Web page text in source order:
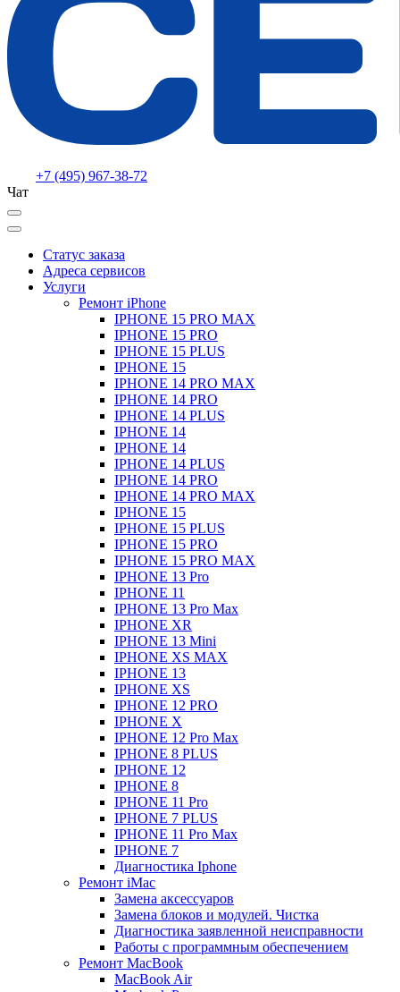
+7 (495) 967-38-72
Чат
Статус заказа
Адреса сервисов
Услуги
Ремонт iPhone
IPHONE 15 PRO MAX
IPHONE 15 PRO
IPHONE 15 PLUS
IPHONE 15
IPHONE 14 PRO MAX
IPHONE 14 PRO
IPHONE 14 PLUS
IPHONE 14
IPHONE 14
IPHONE 14 PLUS
IPHONE 14 PRO
IPHONE 14 PRO MAX
IPHONE 15
IPHONE 15 PLUS
IPHONE 15 PRO
IPHONE 15 PRO MAX
IPHONE 13 Pro
IPHONE 11
IPHONE 13 Pro Max
IPHONE XR
IPHONE 13 Mini
IPHONE XS MAX
IPHONE 13
IPHONE XS
IPHONE 12 PRO
IPHONE X
IPHONE 12 Pro Max
IPHONE 8 PLUS
IPHONE 12
IPHONE 8
IPHONE 11 Pro
IPHONE 7 PLUS
IPHONE 11 Pro Max
IPHONE 7
Диагностика Iphone
Ремонт iMac
Замена аксессуаров
Замена блоков и модулей. Чистка
Диагностика заявленной неисправности
Работы с программным обеспечением
Ремонт MacBook
MacBook Air